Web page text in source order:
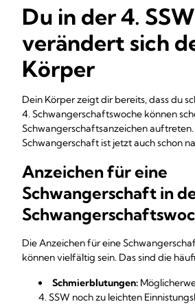
Du in der 4.
verändert sich
Körper
Dein Körper zeigt dir bereits, dass du
4. Schwangerschaftswoche können
Schwangerschaftsanzeichen
Schwangerschaft ist jetzt auch schon
Anzeichen für eine
Schwangerschaft in
Die Anzeichen für eine
können vielfältig sein. Das sind die
Schmierblutungen:
4. SSW noch zu leichten